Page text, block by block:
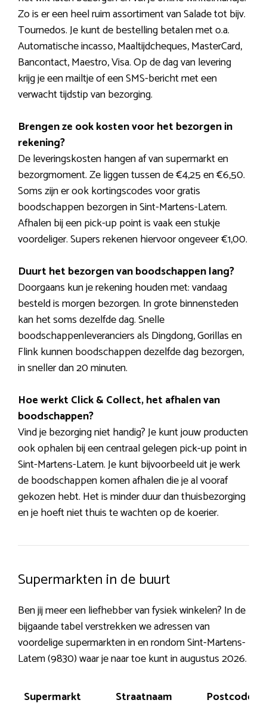
Zo is er een heel ruim assortiment van Salade tot bijv.
Tournedos. Je kunt de bestelling betalen met o.a.
Automatische incasso, Maaltijdcheques, MasterCard,
Bancontact, Maestro, Visa. Op de dag van levering
krijg je een mailtje of een SMS-bericht met een
verwacht tijdstip van bezorging.
Brengen ze ook kosten voor het bezorgen in
rekening?
De leveringskosten hangen af van supermarkt en
bezorgmoment. Ze liggen tussen de €4,25 en €6,50.
Soms zijn er ook kortingscodes voor gratis
boodschappen bezorgen in Sint-Martens-Latem.
Afhalen bij een pick-up point is vaak een stukje
voordeliger. Supers rekenen hiervoor ongeveer €1,00.
Duurt het bezorgen van boodschappen lang?
Doorgaans kun je rekening houden met: vandaag
besteld is morgen bezorgen. In grote binnensteden
kan het soms dezelfde dag. Snelle
boodschappenleveranciers als Dingdong, Gorillas en
Flink kunnen boodschappen dezelfde dag bezorgen,
in sneller dan 20 minuten.
Hoe werkt Click & Collect, het afhalen van
boodschappen?
Vind je bezorging niet handig? Je kunt jouw producten
ook ophalen bij een centraal gelegen pick-up point in
Sint-Martens-Latem. Je kunt bijvoorbeeld uit je werk
de boodschappen komen afhalen die je al vooraf
gekozen hebt. Het is minder duur dan thuisbezorging
en je hoeft niet thuis te wachten op de koerier.
Supermarkten in de buurt
Ben jij meer een liefhebber van fysiek winkelen? In de
bijgaande tabel verstrekken we adressen van
voordelige supermarkten in en rondom Sint-Martens-
Latem (9830) waar je naar toe kunt in augustus 2026.
Supermarkt Straatnaam
Postcode